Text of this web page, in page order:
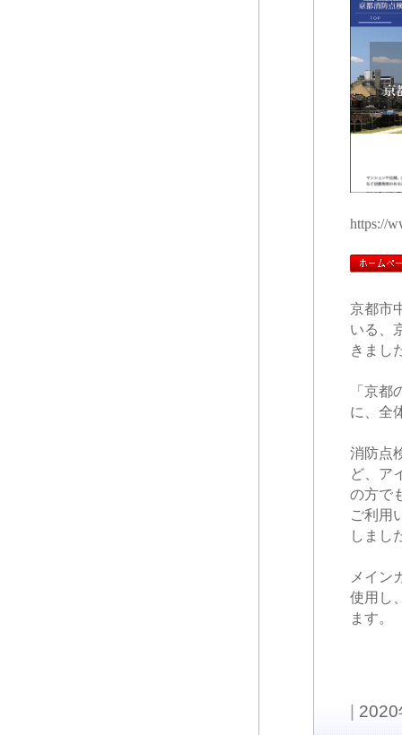
https://
京都市
いる、
きまし
「京
に、全
消防点
ど、ア
の方で
ご利用
しまし
メイン
使用し
ます。
2020